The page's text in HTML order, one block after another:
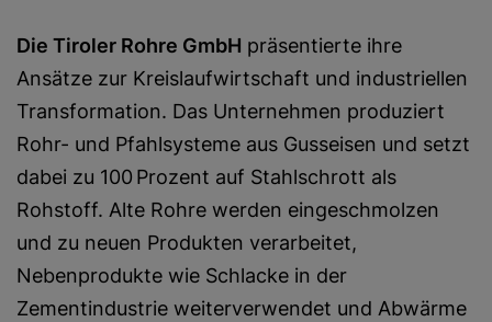
Die Tiroler Rohre GmbH präsentierte ihre
Ansätze zur Kreislaufwirtschaft und industriellen
Transformation. Das Unternehmen produziert
Rohr- und Pfahlsysteme aus Gusseisen und setzt
dabei zu 100 Prozent auf Stahlschrott als
Rohstoff. Alte Rohre werden eingeschmolzen
und zu neuen Produkten verarbeitet,
Nebenprodukte wie Schlacke in der
Zementindustrie weiterverwendet und Abwärme